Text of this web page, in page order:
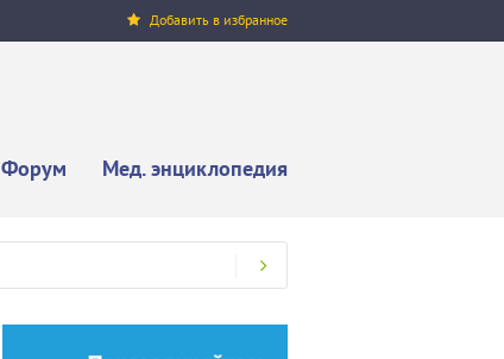
Добавить в избранное
Форум Мед. энциклопедия